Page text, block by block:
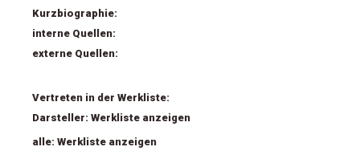
Kurzbiographie:
interne Quellen:
externe Quellen:
Vertreten in der Werkliste:
Darsteller: Werkliste anzeigen
alle: Werkliste anzeigen